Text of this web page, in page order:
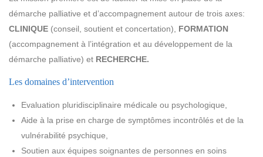
démarche palliative et d’accompagnement autour de trois axes:
CLINIQUE (conseil, soutient et concertation), FORMATION
(accompagnement à l’intégration et au développement de la
démarche palliative) et RECHERCHE.
Les domaines d’intervention
Evaluation pluridisciplinaire médicale ou psychologique,
Aide à la prise en charge de symptômes incontrôlés et de la
vulnérabilité psychique,
Soutien aux équipes soignantes de personnes en soins